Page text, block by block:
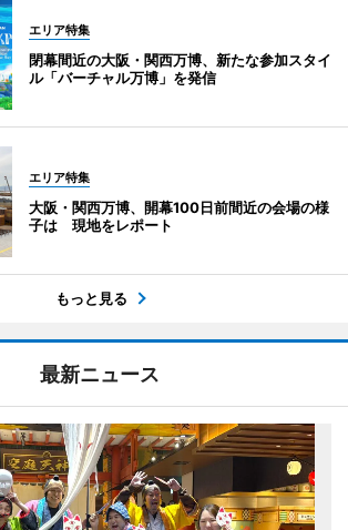
エリア特集
閉幕間近の大阪・関西万博、新たな参加スタイ
ル「バーチャル万博」を発信
エリア特集
大阪・関西万博、開幕100日前間近の会場の様
子は 現地をレポート
もっと見る
最新ニュース